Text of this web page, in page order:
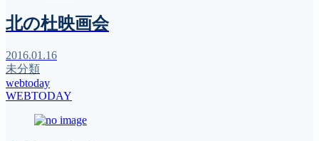
北の杜映画会
2016.01.16
未分類
webtoday
WEBTODAY